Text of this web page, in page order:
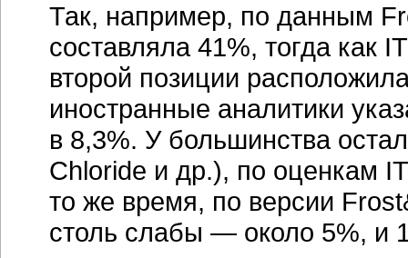
Так, например, по данным
составляла 41%, тогда как
второй позиции
иностранные аналитики
в 8,3%. У большинства
Chloride и др.), по оценкам
то же время, по версии
столь слабы — около 5%, и